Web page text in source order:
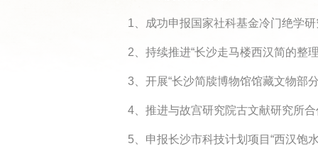
1、成功申报国家社科基金冷门绝学
2、持续推进“长沙走马楼西汉简的整
3、开展“长沙简牍博物馆馆藏文物部
4、推进与故宫研究院古文献研究所
5、申报长沙市科技计划项目“西汉饱